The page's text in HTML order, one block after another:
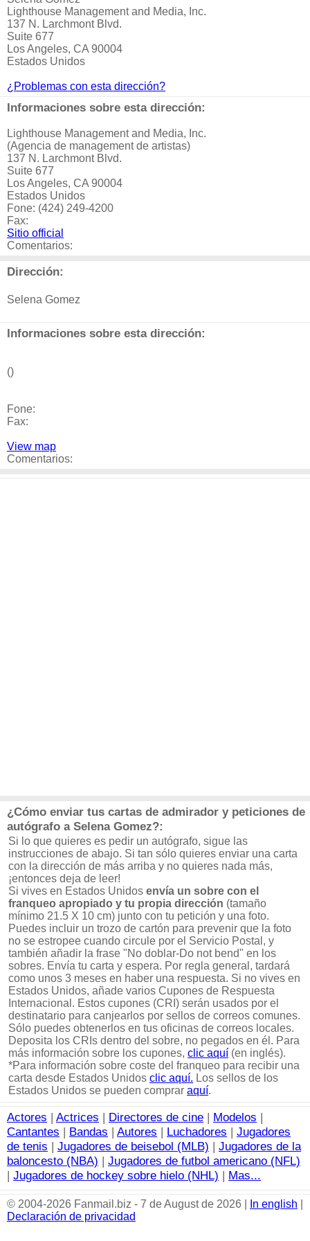
Lighthouse Management and Media, Inc.
137 N. Larchmont Blvd.
Suite 677
Los Angeles, CA 90004
Estados Unidos
¿Problemas con esta dirección?
Informaciones sobre esta dirección:
Lighthouse Management and Media, Inc.
(Agencia de management de artistas)
137 N. Larchmont Blvd.
Suite 677
Los Angeles, CA 90004
Estados Unidos
Fone: (424) 249-4200
Fax:
Sitio official
Comentarios:
Dirección:
Selena Gomez
Informaciones sobre esta dirección:
()
Fone:
Fax:
View map
Comentarios:
¿Cómo enviar tus cartas de admirador y peticiones de
autógrafo a Selena Gomez?:
Si lo que quieres es pedir un autógrafo, sigue las
instrucciones de abajo. Si tan sólo quieres enviar una carta
con la dirección de más arriba y no quieres nada más,
¡entonces deja de leer!
Si vives en Estados Unidos envía un sobre con el
franqueo apropiado y tu propia dirección (tamaño
mínimo 21.5 X 10 cm) junto con tu petición y una foto.
Puedes incluir un trozo de cartón para prevenir que la foto
no se estropee cuando circule por el Servicio Postal, y
también añadir la frase "No doblar-Do not bend" en los
sobres. Envía tu carta y espera. Por regla general, tardará
como unos 3 meses en haber una respuesta. Si no vives en
Estados Unidos, añade varios Cupones de Respuesta
Internacional. Estos cupones (CRI) serán usados por el
destinatario para canjearlos por sellos de correos comunes.
Sólo puedes obtenerlos en tus oficinas de correos locales.
Deposita los CRIs dentro del sobre, no pegados en él. Para
más información sobre los cupones, clic aquí (en inglés).
*Para información sobre coste del franqueo para recibir una
carta desde Estados Unidos clic aquí. Los sellos de los
Estados Unidos se pueden comprar aquí.
Actores | Actrices | Directores de cine | Modelos |
Cantantes | Bandas | Autores | Luchadores | Jugadores
de tenis | Jugadores de beisebol (MLB) | Jugadores de la
baloncesto (NBA) | Jugadores de futbol americano (NFL)
| Jugadores de hockey sobre hielo (NHL) | Mas...
© 2004-2026 Fanmail.biz - 7 de August de 2026 | In english
Declaración de privacidad